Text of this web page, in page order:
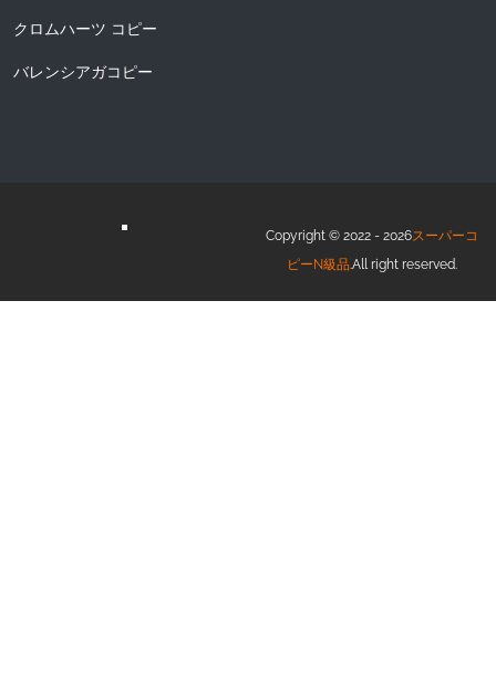
クロムハーツ コピー
バレンシアガコピー
Copyright © 2022 - 2026スーパーコ
ピーN級品.All right reserved.